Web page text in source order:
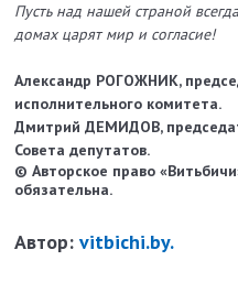
Пусть над нашей страной
домах царят мир и согласие!
Александр РОГОЖНИК,
исполнительного комитета.
Дмитрий ДЕМИДОВ,
Совета депутатов.
© Авторское право
обязательна.
Автор:vitbichi.by.